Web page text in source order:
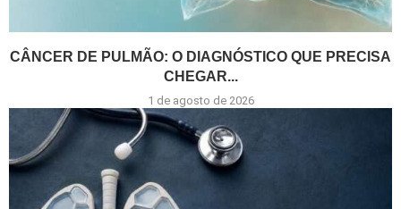
CÂNCER DE PULMÃO: O DIAGNÓSTICO QUE PRECISA
CHEGAR...
1 de agosto de 2026